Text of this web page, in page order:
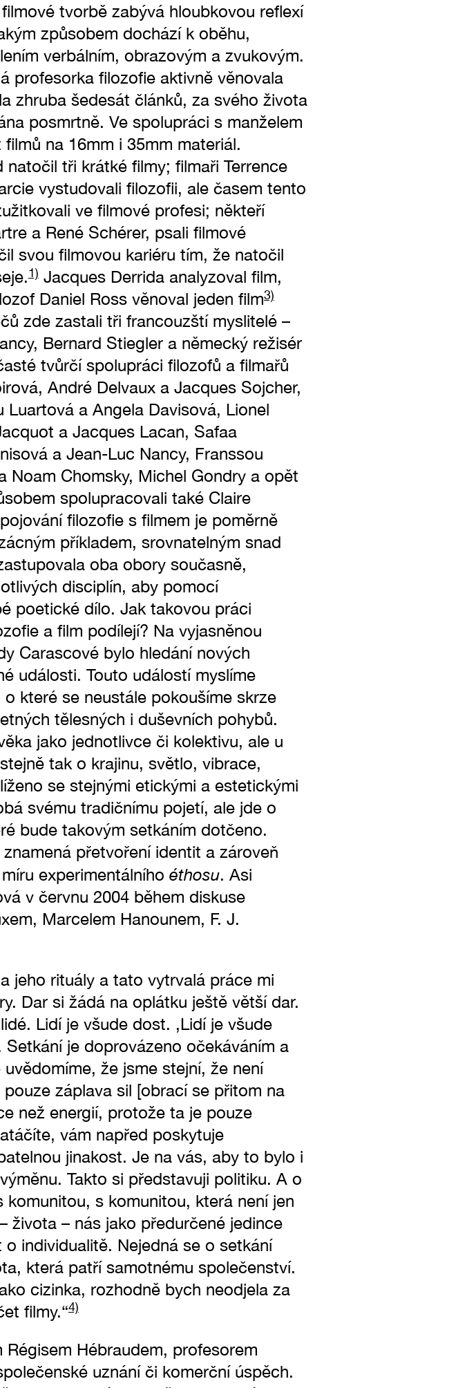
tvorbě zabývá hloubkovou reflexí
způsobem dochází k oběhu,
verbálním, obrazovým a zvukovým.
profesorka filozofie aktivně věnovala
zhruba šedesát článků, za svého života
posmrtně. Ve spolupráci s manželem
na 16mm i 35mm materiál.
tři krátké filmy; filmaři Terrence
vystudovali filozofii, ale časem tento
ve filmové profesi; někteří
a René Schérer, psali filmové
svou filmovou kariéru tím, že natočil
1)Jacques Derrida analyzoval film,
Daniel Ross věnoval jeden film3)
zde zastali tři francouzští myslitelé –
Bernard Stiegler a německý režisér
tvůrčí spolupráci filozofů a filmařů
André Delvaux a Jacques Sojcher,
a Angela Davisová, Lionel
a Jacques Lacan, Safaa
a Jean-Luc Nancy, Franssou
Noam Chomsky, Michel Gondry a opět
spolupracovali také Claire
filozofie s filmem je poměrně
příkladem, srovnatelným snad
oba obory současně,
disciplín, aby pomocí
poetické dílo. Jak takovou práci
a film podílejí? Na vyjasněnou
Carascové bylo hledání nových
události. Touto událostí myslíme
které se neustále pokoušíme skrze
tělesných i duševních pohybů.
jako jednotlivce či kolektivu, ale u
tak o krajinu, světlo, vibrace,
se stejnými etickými a estetickými
svému tradičnímu pojetí, ale jde o
bude takovým setkáním dotčeno.
přetvoření identit a zároveň
experimentálního éthosu. Asi
v červnu 2004 během diskuse
Marcelem Hanounem, F. J.
jeho rituály a tato vytrvalá práce mi
Dar si žádá na oplátku ještě větší dar.
Lidí je všude dost. ‚Lidí je všude
je doprovázeno očekáváním a
že jsme stejní, že není
záplava sil [obrací se přitom na
než energií, protože ta je pouze
vám napřed poskytuje
jinakost. Je na vás, aby to bylo i
Takto si představuji politiku. A o
s komunitou, která není jen
života – nás jako předurčené jedince
individualitě. Nejedná se o setkání
která patří samotnému společenství.
cizinka, rozhodně bych neodjela za
filmy.“4)
Hébraudem, profesorem
uznání či komerční úspěch.